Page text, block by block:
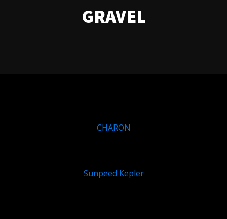
GRAVEL
CHARON
Sunpeed Kepler